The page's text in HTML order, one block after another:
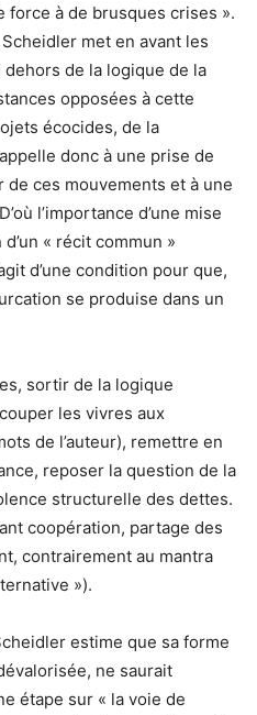
à de brusques crises ».
met en avant les
de la logique de la
opposées à cette
écocides, de la
donc à une prise de
ces mouvements et à une
l’importance d’une mise
« récit commun »
d’une condition pour que,
se produise dans un
sortir de la logique
les vivres aux
de l’auteur), remettre en
reposer la question de la
structurelle des dettes.
coopération, partage des
contrairement au mantra
»).
estime que sa forme
ne saurait
étape sur « la voie de